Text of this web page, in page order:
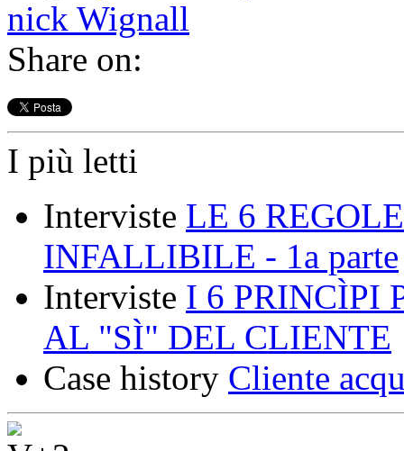
nick Wignall
Share on:
I più letti
Interviste LE 6
INFALLIBILE - 1a parte
Interviste I 6 PRINCÌPI
AL "SÌ" DEL CLIENTE
Case history Cliente